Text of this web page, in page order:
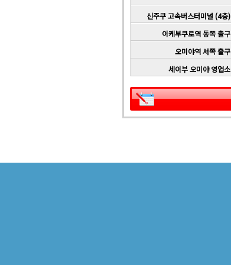
신주쿠 고속버스터미널 (4층)
이케부쿠로역 동쪽 출구
오미야역 서쪽 출구
세이부 오미야 영업소